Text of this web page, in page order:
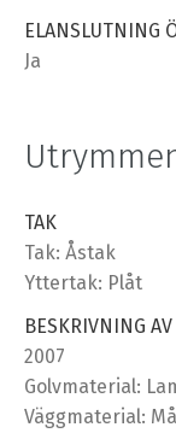
ELANSLUTNING
Ja
TAK
Tak: Åstak
Yttertak: Plåt
BESKRIVNING
2007
Golvmaterial:
Väggmaterial: